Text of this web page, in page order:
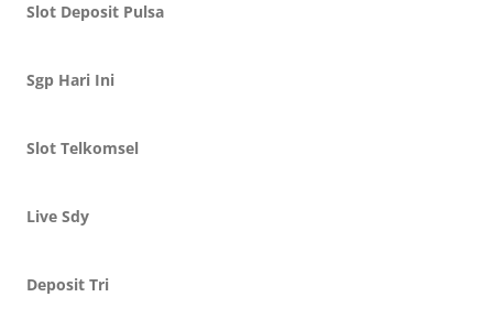
Slot Deposit Pulsa
Sgp Hari Ini
Slot Telkomsel
Live Sdy
Deposit Tri